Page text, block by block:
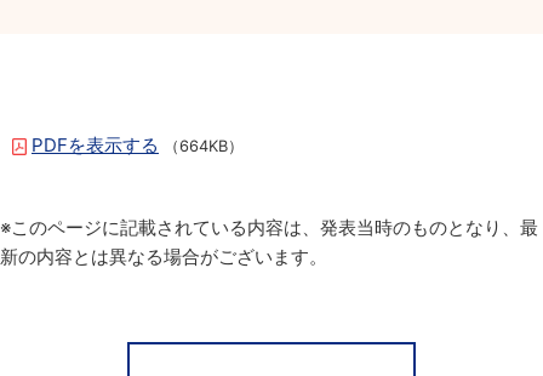
PDFを表示する （664KB）
※このページに記載されている内容は、発表当時のものとなり、最
新の内容とは異なる場合がございます。